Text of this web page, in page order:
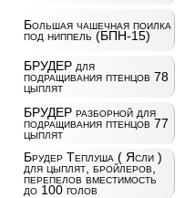
Большая чашечная поилка
под ниппель (БПН-15)
БРУДЕР для
подращивания птенцов 78
цыплят
БРУДЕР разборной для
подращивания птенцов 77
цыплят
Брудер Теплуша ( Ясли )
для цыплят, бройлеров,
перепелов вместимость
до 100 голов